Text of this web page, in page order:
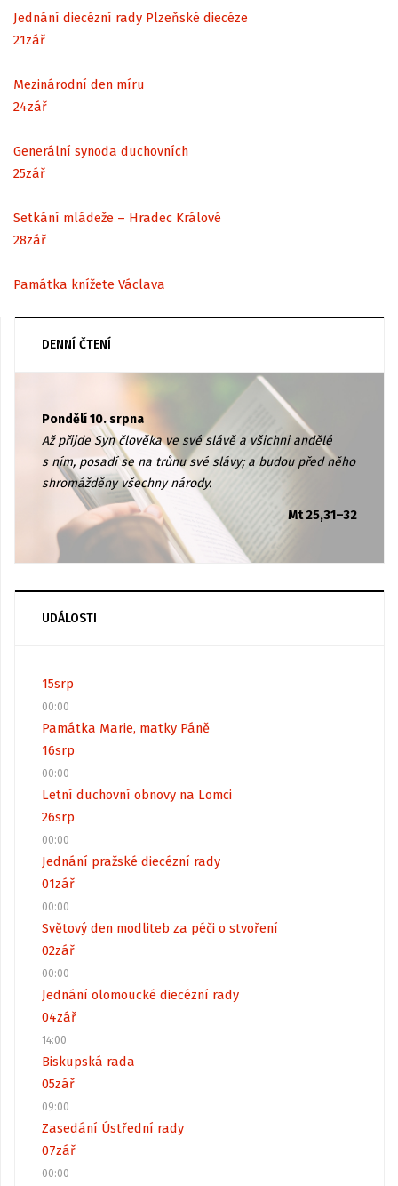
Jednání diecézní rady Plzeňské diecéze
21zář
Mezinárodní den míru
24zář
Generální synoda duchovních
25zář
Setkání mládeže – Hradec Králové
28zář
Památka knížete Václava
DENNÍ ČTENÍ
Pondělí 10. srpna
Až přijde Syn člověka ve své slávě a všichni andělé
s ním, posadí se na trůnu své slávy; a budou před něho
shromážděny všechny národy.
Mt 25,31–32
UDÁLOSTI
15srp
00:00
Památka Marie, matky Páně
16srp
00:00
Letní duchovní obnovy na Lomci
26srp
00:00
Jednání pražské diecézní rady
01zář
00:00
Světový den modliteb za péči o stvoření
02zář
00:00
Jednání olomoucké diecézní rady
04zář
14:00
Biskupská rada
05zář
09:00
Zasedání Ústřední rady
07zář
00:00